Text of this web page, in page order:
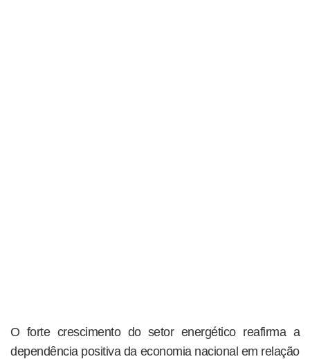
O forte crescimento do setor energético reafirma a
dependência positiva da economia nacional em relação